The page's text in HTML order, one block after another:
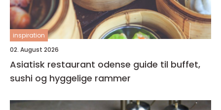
inspiration
02. August 2026
Asiatisk restaurant odense guide til buffet,
sushi og hyggelige rammer